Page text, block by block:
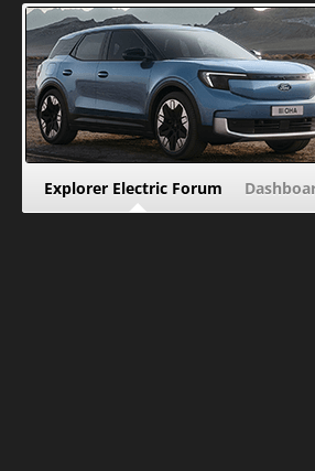
Explorer Electric Forum